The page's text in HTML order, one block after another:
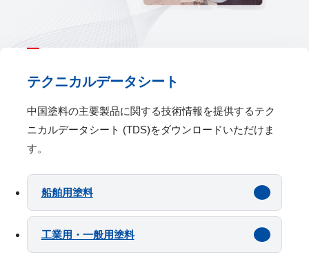
テクニカルデータシート
中国塗料の主要製品に関する技術情報を提供するテク
ニカルデータシート (TDS)をダウンロードいただけま
す。
船舶用塗料
工業用・一般用塗料